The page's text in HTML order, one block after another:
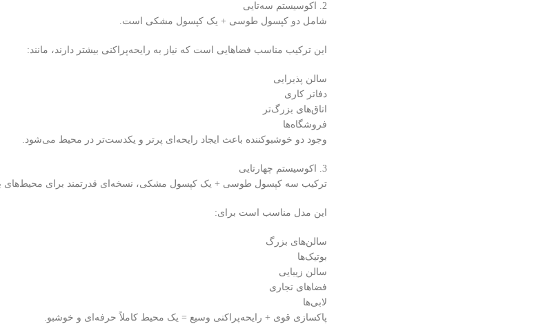
2. اکوسیستم سه‌تایی
شامل دو کپسول طوسی + یک کپسول مشکی است.
این ترکیب مناسب فضاهایی است که نیاز به رایحه‌پراکنی بیشتر دارند، مانند:
سالن پذیرایی
دفاتر کاری
اتاق‌های بزرگ‌تر
فروشگاه‌ها
وجود دو خوشبوکننده باعث ایجاد رایحه‌ای پرتر و یکدست‌تر در محیط می‌شود.
3. اکوسیستم چهار‌تایی
ترکیب سه کپسول طوسی + یک کپسول مشکی، نسخه‌ای قدرتمند برای محیط‌های
این مدل مناسب است برای:
سالن‌های بزرگ
بوتیک‌ها
سالن زیبایی
فضاهای تجاری
لابی‌ها
پاکسازی قوی + رایحه‌پراکنی وسیع = یک محیط کاملاً حرفه‌ای و خوشبو.